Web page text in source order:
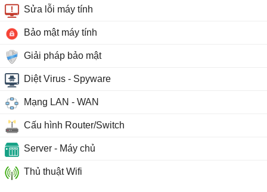
Sửa lỗi máy tính
Bảo mật máy tính
Giải pháp bảo mật
Diệt Virus - Spyware
Mạng LAN - WAN
Cấu hình Router/Switch
Server - Máy chủ
Thủ thuật Wifi